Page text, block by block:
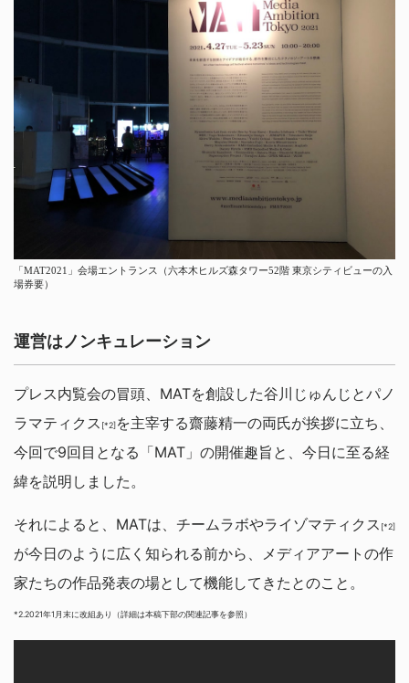
「MAT2021」会場エントランス（六本木ヒルズ森タワー52階 東京シティビューの入
場券要）
運営はノンキュレーション
プレス内覧会の冒頭、MATを創設した谷川じゅんじとパノ
ラマティクス [*2]を主宰する齋藤精一の両氏が挨拶に立ち、
今回で9回目となる「MAT」の開催趣旨と、今日に至る経
緯を説明しました。
それによると、MATは、チームラボやライゾマティクス [*2]
が今日のように広く知られる前から、メディアアートの作
家たちの作品発表の場として機能してきたとのこと。
*2.2021年1月末に改組あり（詳細は本稿下部の関連記事を参照）